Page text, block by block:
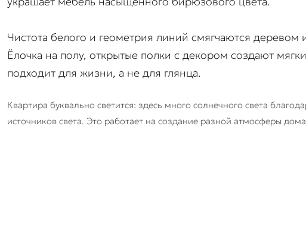
Чистота белого и геометрия линий смягчаются деревом
Ёлочка на полу, открытые полки с декором создают
подходит для жизни, а не для глянца.
Квартира буквально светится: здесь много солнечного света
источников света. Это работает на создание разной атмосферы